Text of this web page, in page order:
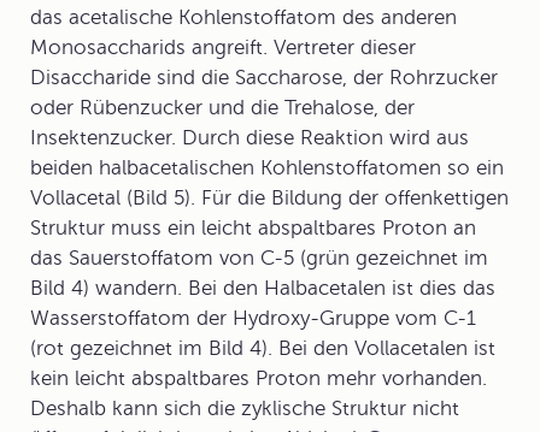
das acetalische Kohlenstoffatom des anderen
Monosaccharids angreift. Vertreter dieser
Disaccharide sind die Saccharose, der Rohrzucker
oder Rübenzucker und die Trehalose, der
Insektenzucker. Durch diese Reaktion wird aus
beiden halbacetalischen Kohlenstoffatomen so ein
Vollacetal (Bild 5). Für die Bildung der offenkettigen
Struktur muss ein leicht abspaltbares Proton an
das Sauerstoffatom von C-5 (grün gezeichnet im
Bild 4) wandern. Bei den Halbacetalen ist dies das
Wasserstoffatom der Hydroxy-Gruppe vom C-1
(rot gezeichnet im Bild 4). Bei den Vollacetalen ist
kein leicht abspaltbares Proton mehr vorhanden.
Deshalb kann sich die zyklische Struktur nicht